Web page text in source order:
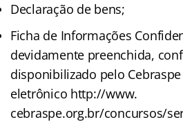
Declaração de bens;
Ficha de Informações
devidamente preenchida,
disponibilizado pelo
eletrônico http://www.
cebraspe.org.br/concursos/